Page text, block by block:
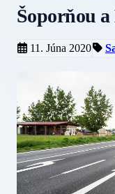
Šoporňou
11. Júna 2020